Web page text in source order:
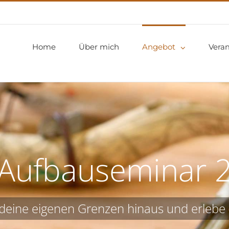
Home Über mich Angebot
eigenen Grenzen hinaus und